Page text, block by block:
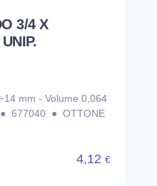
3/4 X
mm - Volume 0,064
677040 ● OTTONE
4,12 €